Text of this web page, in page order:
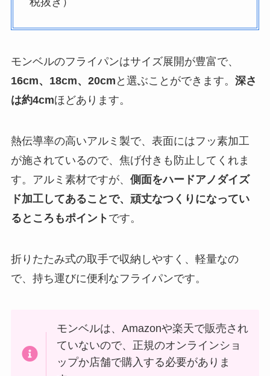
モンベルのフライパンはサイズ展開が豊富で、
16cm、18cm、20cm と選ぶことができます。 深さ
は約4cmほどあります。
熱伝導率の高いアルミ製で、表面にはフッ素加工
が施されているので、焦げ付きも防止してくれま
す。アルミ素材ですが、 側面をハードアノダイズ
ド加工してあることで、頑丈なつくりになってい
るところもポイント です。
折りたたみ式の取手で収納しやすく、軽量なの
で、持ち運びに便利なフライパンです。
モンベルは、Amazonや楽天で販売され
ていないので、正規のオンラインショ
ップか店舗で購入する必要がありま